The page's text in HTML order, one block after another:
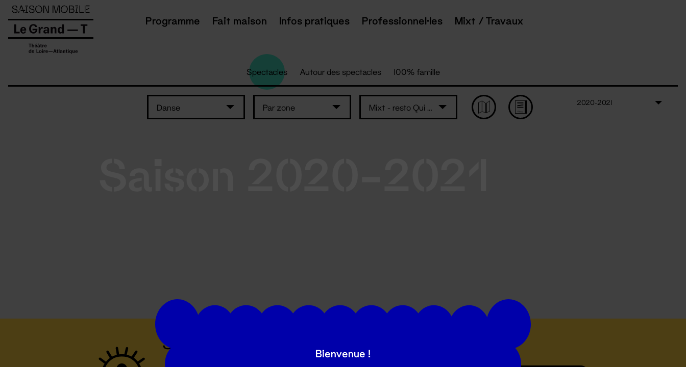
Programme Fait maison Infos pratiques Professionnel·les Mixt / Travaux
Spectacles Autour des spectacles 100% famille
Danse Par zone Mixt - resto Qui Som
2020-2021
Suivez toutes les actualités du Grand T :
Panneau de gestion des cookies
Bienvenue !